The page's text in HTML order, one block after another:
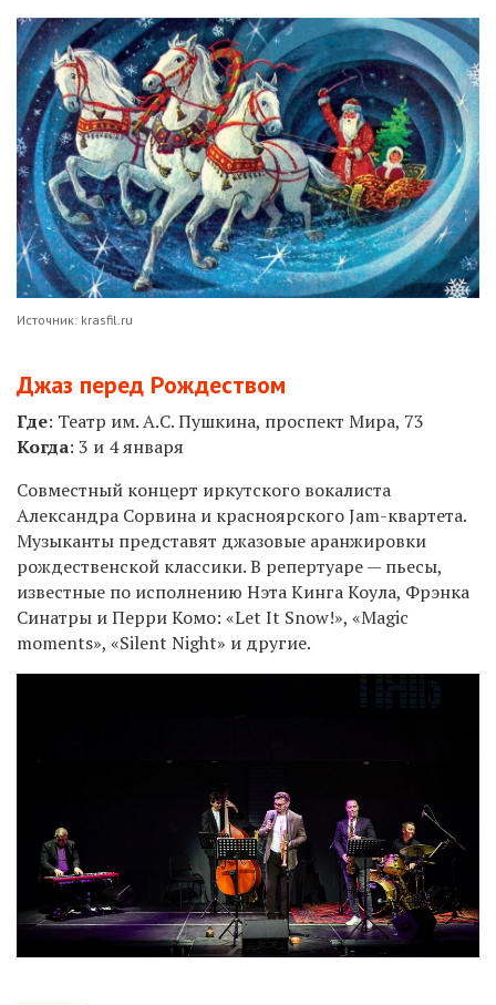
Источник: krasfil.ru
Джаз перед Рождеством
Где: Театр им. А.С. Пушкина, проспект Мира, 73
Когда: 3 и 4 января
Совместный концерт иркутского вокалиста
Александра Сорвина и красноярского Jam-квартета.
Музыканты представят джазовые аранжировки
рождественской классики. В репертуаре — пьесы,
известные по исполнению Нэта Кинга Коула, Фрэнка
Синатры и Перри Комо: «Let It Snow!», «Magic
moments», «Silent Night» и другие.